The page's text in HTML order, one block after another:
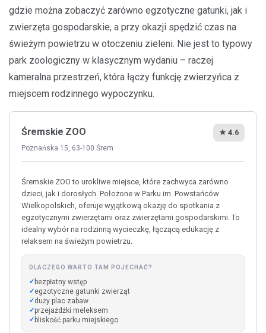
gdzie można zobaczyć zarówno egzotyczne gatunki, jak i
zwierzęta gospodarskie, a przy okazji spędzić czas na
świeżym powietrzu w otoczeniu zieleni. Nie jest to typowy
park zoologiczny w klasycznym wydaniu – raczej
kameralna przestrzeń, która łączy funkcję zwierzyńca z
miejscem rodzinnego wypoczynku.
Śremskie ZOO
Poznańska 15, 63-100 Śrem
★ 4.6
Śremskie ZOO to urokliwe miejsce, które zachwyca zarówno
dzieci, jak i dorosłych. Położone w Parku im. Powstańców
Wielkopolskich, oferuje wyjątkową okazję do spotkania z
egzotycznymi zwierzętami oraz zwierzętami gospodarskimi. To
idealny wybór na rodzinną wycieczkę, łączącą edukację z
relaksem na świeżym powietrzu.
DLACZEGO WARTO TAM POJECHAĆ?
bezpłatny wstęp
egzotyczne gatunki zwierząt
duży plac zabaw
przejażdżki meleksem
bliskość parku miejskiego